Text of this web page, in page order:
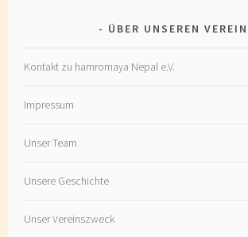
ÜBER UNSEREN VEREIN
Kontakt zu hamromaya Nepal e.V.
Impressum
Unser Team
Unsere Geschichte
Unser Vereinszweck